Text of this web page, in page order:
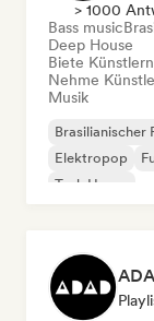
> 1000
Bass music
Deep House
Biete
Nehme
Musik
Brasilianischer
Elektropop
Tech House